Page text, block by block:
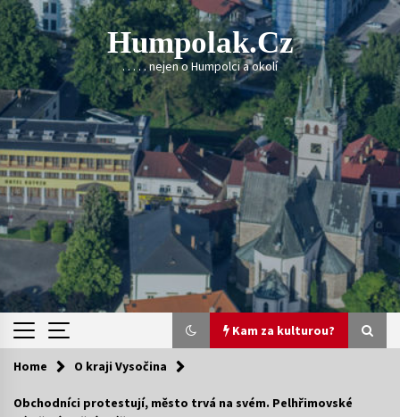
Skip
to
content
Humpolak.cz
. . . . . nejen o Humpolci a okolí
Kam za kulturou?
Kam za kulturou?
Home O kraji Vysočina
Obchodníci protestují, město trvá na svém. Pelhřimovské